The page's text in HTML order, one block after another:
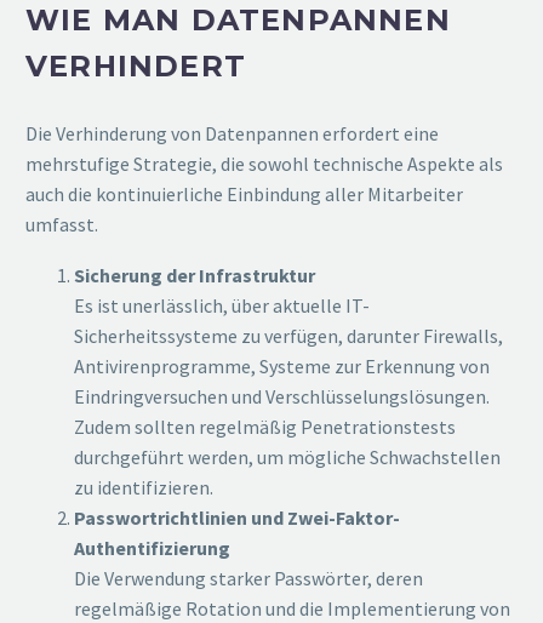
WIE MAN DATENPANNEN
VERHINDERT
Die Verhinderung von Datenpannen erfordert eine
mehrstufige Strategie, die sowohl technische Aspekte als
auch die kontinuierliche Einbindung aller Mitarbeiter
umfasst.
Sicherung der Infrastruktur
Es ist unerlässlich, über aktuelle IT-
Sicherheitssysteme zu verfügen, darunter Firewalls,
Antivirenprogramme, Systeme zur Erkennung von
Eindringversuchen und Verschlüsselungslösungen.
Zudem sollten regelmäßig Penetrationstests
durchgeführt werden, um mögliche Schwachstellen
zu identifizieren.
Passwortrichtlinien und Zwei-Faktor-
Authentifizierung
Die Verwendung starker Passwörter, deren
regelmäßige Rotation und die Implementierung von